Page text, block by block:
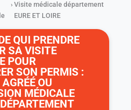
›Visite médicale département
EURE ET LOIRE
QUI PRENDRE
SA VISITE
POUR
SON PERMIS :
OU
MÉDICALE